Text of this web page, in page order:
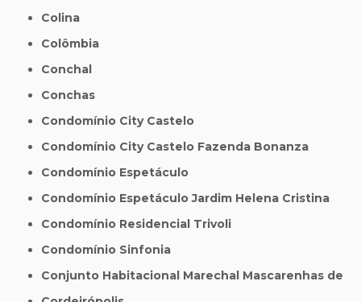
Colina
Colômbia
Conchal
Conchas
Condomínio City Castelo
Condomínio City Castelo Fazenda Bonanza
Condomínio Espetáculo
Condomínio Espetáculo Jardim Helena Cristina
Condomínio Residencial Trivoli
Condomínio Sinfonia
Conjunto Habitacional Marechal Mascarenhas de